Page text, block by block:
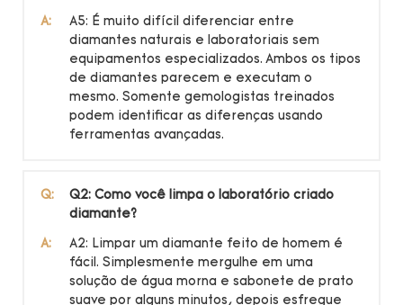
A:
A5: É muito difícil diferenciar entre
diamantes naturais e laboratoriais sem
equipamentos especializados. Ambos os tipos
de diamantes parecem e executam o
mesmo. Somente gemologistas treinados
podem identificar as diferenças usando
ferramentas avançadas.
Q:
Q2: Como você limpa o laboratório criado
diamante?
A:
A2: Limpar um diamante feito de homem é
fácil. Simplesmente mergulhe em uma
solução de água morna e sabonete de prato
suave por alguns minutos, depois esfregue